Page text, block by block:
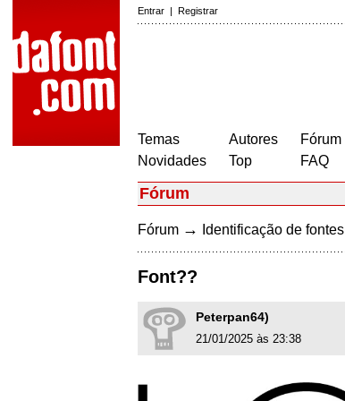
Entrar | Registrar
Temas
Novidades
Autores
Top
Fórum
FAQ
Fórum
Fórum → Identificação de fontes
Font??
Peterpan64)
21/01/2025 às 23:38